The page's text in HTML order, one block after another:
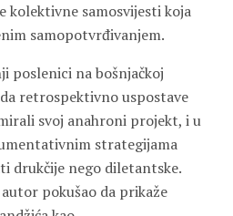
kolektivne samosvijesti koja
samopotvrđivanjem.
poslenici na bošnjačkoj
retrospektivno uspostave
svoj anahroni projekt, i u
strategijama
drukčije nego diletantske.
pokušao da prikaže